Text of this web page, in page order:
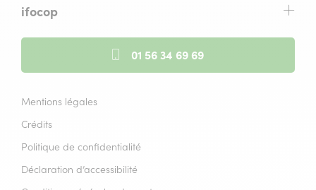
ifocop
01 56 34 69 69
Mentions légales
Crédits
Politique de confidentialité
Déclaration d’accessibilité